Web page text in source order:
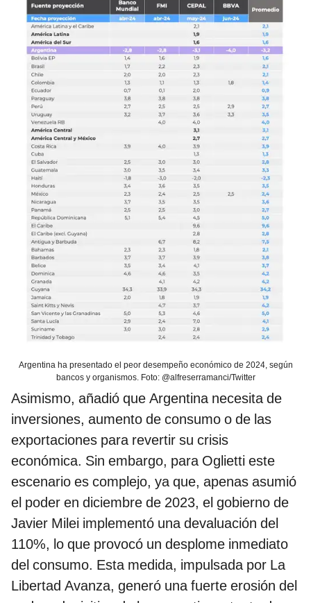
Argentina ha presentado el peor desempeño económico de 2024, según
bancos y organismos. Foto: @alfreserramanci/Twitter
Asimismo, añadió que Argentina necesita de
inversiones, aumento de consumo o de las
exportaciones para revertir su crisis
económica. Sin embargo, para Oglietti este
escenario es complejo, ya que, apenas asumió
el poder en diciembre de 2023, el gobierno de
Javier Milei implementó una devaluación del
110%, lo que provocó un desplome inmediato
del consumo. Esta medida, impulsada por La
Libertad Avanza, generó una fuerte erosión del